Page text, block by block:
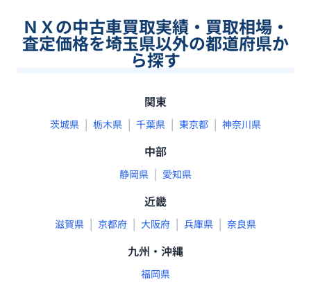
ＮＸの中古車買取実績・買取相場・
査定価格を埼玉県以外の都道府県か
ら探す
関東
茨城県 | 栃木県 | 千葉県 | 東京都 | 神奈川県
中部
静岡県 | 愛知県
近畿
滋賀県 | 京都府 | 大阪府 | 兵庫県 | 奈良県
九州・沖縄
福岡県